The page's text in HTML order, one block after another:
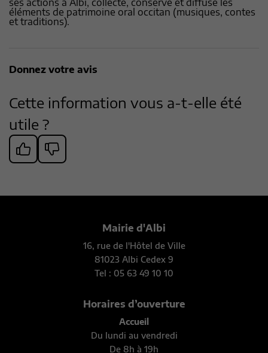
ses actions à Albi, collecte, conserve et diffuse les
éléments de patrimoine oral occitan (musiques, contes
et traditions).
Donnez votre avis
Cette information vous a-t-elle été
utile ?
Mairie d'Albi
16, rue de l'Hôtel de Ville
81023 Albi Cedex 9
Tel : 05 63 49 10 10
Horaires d’ouverture
Accueil
Du lundi au vendredi
De 8h à 19h